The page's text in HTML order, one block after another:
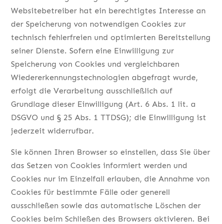
Websitebetreiber hat ein berechtigtes Interesse an
der Speicherung von notwendigen Cookies zur
technisch fehlerfreien und optimierten Bereitstellung
seiner Dienste. Sofern eine Einwilligung zur
Speicherung von Cookies und vergleichbaren
Wiedererkennungstechnologien abgefragt wurde,
erfolgt die Verarbeitung ausschließlich auf
Grundlage dieser Einwilligung (Art. 6 Abs. 1 lit. a
DSGVO und § 25 Abs. 1 TTDSG); die Einwilligung ist
jederzeit widerrufbar.
Sie können Ihren Browser so einstellen, dass Sie über
das Setzen von Cookies informiert werden und
Cookies nur im Einzelfall erlauben, die Annahme von
Cookies für bestimmte Fälle oder generell
ausschließen sowie das automatische Löschen der
Cookies beim Schließen des Browsers aktivieren. Bei